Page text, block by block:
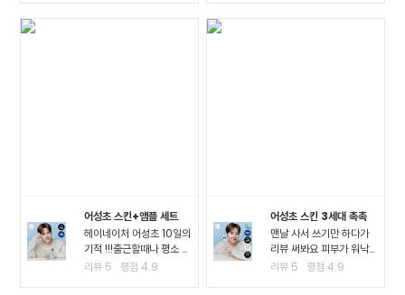
어성초 스킨+앰플 세트
헤이네이처 어성초 10일의
기적 !!!출근할때나 평소 밖
에서 다닐때도 계속 마스
리뷰 5 평점4.9
어성초 스킨 3세대 촉촉
맨날 사서 쓰기만 하다가
리뷰 써봐요 피부가 워낙
여드*성 피부고 툭하면 이
리뷰 5 평점4.9